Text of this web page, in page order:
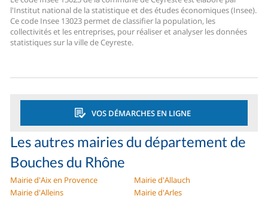
l'Institut national de la statistique et des études économiques (Insee).
Ce code Insee 13023 permet de classifier la population, les
collectivités et les entreprises, pour réaliser et analyser les données
statistiques sur la ville de Ceyreste.
VOS DÉMARCHES EN LIGNE
Les autres mairies du département de
Bouches du Rhône
Mairie d'Aix en Provence
Mairie d'Allauch
Mairie d'Alleins
Mairie d'Arles